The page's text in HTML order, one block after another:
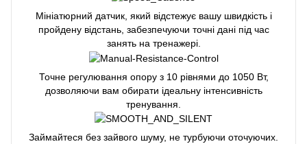
Мініатюрний датчик, який відстежує вашу швидкість і
пройдену відстань, забезпечуючи точні дані під час
занять на тренажері.
Точне регулювання опору з 10 рівнями до 1050 Вт,
дозволяючи вам обирати ідеальну інтенсивність
тренування.
Займайтеся без зайвого шуму, не турбуючи оточуючих.